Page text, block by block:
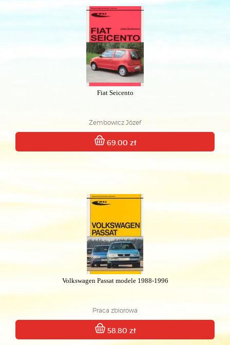
Fiat Seicento
Zembowicz Józef
69.00 zł
Volkswagen Passat modele 1988-1996
Praca zbiorowa
58.80 zł